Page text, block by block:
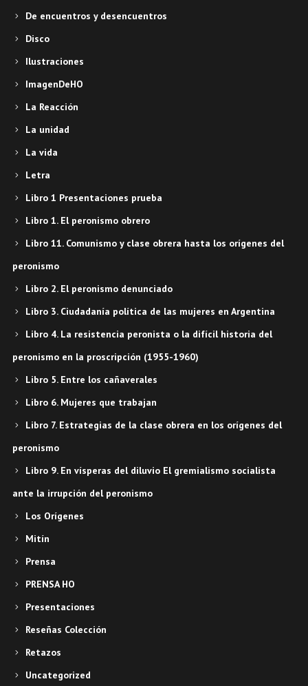
De encuentros y desencuentros
Disco
Ilustraciones
ImagenDeHO
La Reacción
La unidad
La vida
Letra
Libro 1 Presentaciones prueba
Libro 1. El peronismo obrero
Libro 11. Comunismo y clase obrera hasta los orígenes del
peronismo
Libro 2. El peronismo denunciado
Libro 3. Ciudadanía política de las mujeres en Argentina
Libro 4. La resistencia peronista o la difícil historia del
peronismo en la proscripción (1955-1960)
Libro 5. Entre los cañaverales
Libro 6. Mujeres que trabajan
Libro 7. Estrategias de la clase obrera en los orígenes del
peronismo
Libro 9. En vísperas del diluvio El gremialismo socialista
ante la irrupción del peronismo
Los Orígenes
Mitín
Prensa
PRENSA HO
Presentaciones
Reseñas Colección
Retazos
Uncategorized